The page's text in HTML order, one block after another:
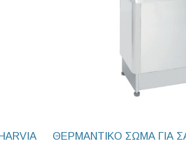
ΘΕΡΜΑΝΤΙΚΟ ΣΩΜΑ ΓΙΑ